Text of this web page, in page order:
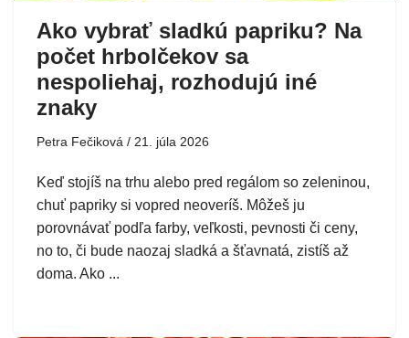
Ako vybrať sladkú papriku? Na
počet hrbolčekov sa
nespoliehaj, rozhodujú iné
znaky
Petra Fečiková 21. júla 2026
Keď stojíš na trhu alebo pred regálom so zeleninou,
chuť papriky si vopred neoveríš. Môžeš ju
porovnávať podľa farby, veľkosti, pevnosti či ceny,
no to, či bude naozaj sladká a šťavnatá, zistíš až
doma. Ako ...